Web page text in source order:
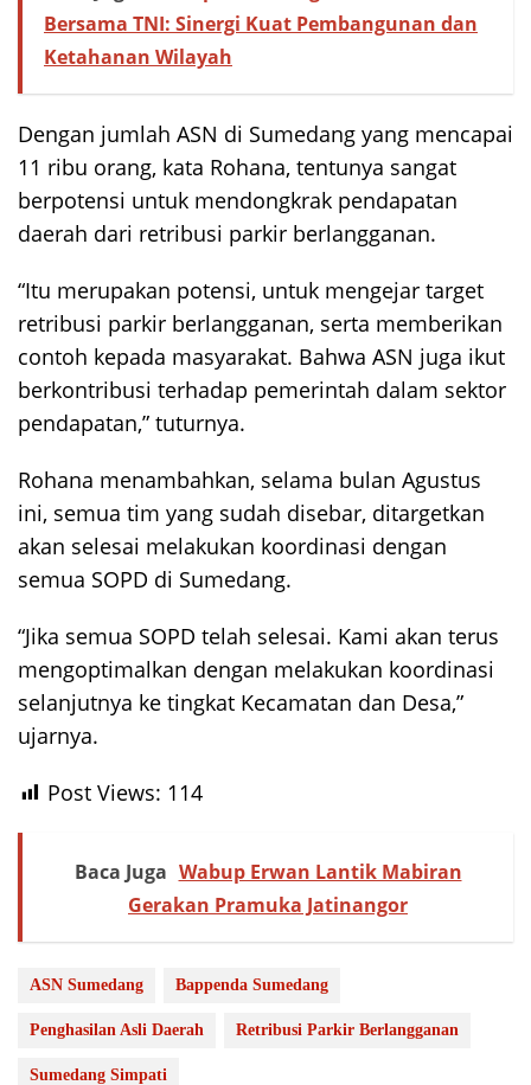
Bersama TNI: Sinergi Kuat Pembangunan dan
Ketahanan Wilayah
Dengan jumlah ASN di Sumedang yang mencapai
11 ribu orang, kata Rohana, tentunya sangat
berpotensi untuk mendongkrak pendapatan
daerah dari retribusi parkir berlangganan.
“Itu merupakan potensi, untuk mengejar target
retribusi parkir berlangganan, serta memberikan
contoh kepada masyarakat. Bahwa ASN juga ikut
berkontribusi terhadap pemerintah dalam sektor
pendapatan,” tuturnya.
Rohana menambahkan, selama bulan Agustus
ini, semua tim yang sudah disebar, ditargetkan
akan selesai melakukan koordinasi dengan
semua SOPD di Sumedang.
“Jika semua SOPD telah selesai. Kami akan terus
mengoptimalkan dengan melakukan koordinasi
selanjutnya ke tingkat Kecamatan dan Desa,”
ujarnya.
Post Views: 114
Baca Juga Wabup Erwan Lantik Mabiran
Gerakan Pramuka Jatinangor
ASN Sumedang Bappenda Sumedang
Penghasilan Asli Daerah Retribusi Parkir Berlangganan
Sumedang Simpati